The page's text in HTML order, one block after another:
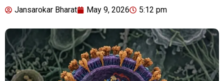
Jansarokar Bharat May 9, 2026 5:12 pm